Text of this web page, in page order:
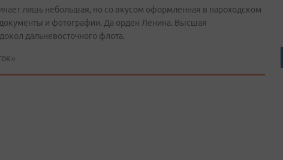
лишь небольшая, но со вкусом оформленная в пароходском
и фотографии. Да орден Ленина. Высшая
дальневосточного флота.